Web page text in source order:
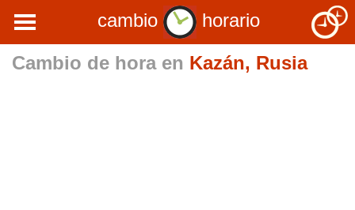
cambio
horario
Cambio de hora en Kazán, Rusia